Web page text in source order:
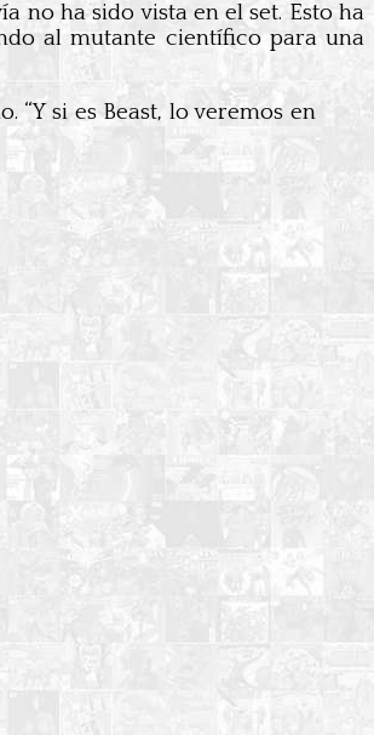
no ha sido vista en el set. Esto ha
al mutante científico para una
“Y si es Beast, lo veremos en